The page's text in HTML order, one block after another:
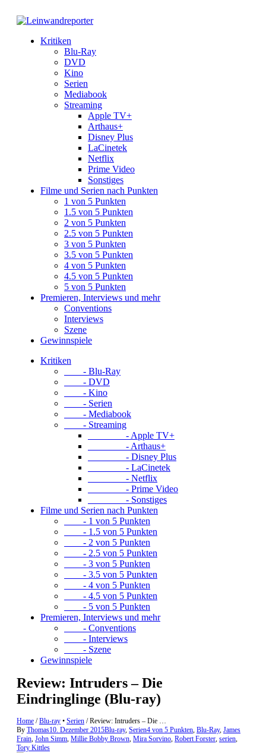
Kritiken
Blu-Ray
DVD
Kino
Serien
Mediabook
Streaming
Apple TV+
Arthaus+
Disney Plus
LaCinetek
Netflix
Prime Video
Sonstiges
Filme und Serien nach Punkten
1 von 5 Punkten
1.5 von 5 Punkten
2 von 5 Punkten
2.5 von 5 Punkten
3 von 5 Punkten
3.5 von 5 Punkten
4 von 5 Punkten
4.5 von 5 Punkten
5 von 5 Punkten
Premieren, Interviews und mehr
Conventions
Interviews
Szene
Gewinnspiele
Kritiken
- Blu-Ray
- DVD
- Kino
- Serien
- Mediabook
- Streaming
- Apple TV+
- Arthaus+
- Disney Plus
- LaCinetek
- Netflix
- Prime Video
- Sonstiges
Filme und Serien nach Punkten
- 1 von 5 Punkten
- 1.5 von 5 Punkten
- 2 von 5 Punkten
- 2.5 von 5 Punkten
- 3 von 5 Punkten
- 3.5 von 5 Punkten
- 4 von 5 Punkten
- 4.5 von 5 Punkten
- 5 von 5 Punkten
Premieren, Interviews und mehr
- Conventions
- Interviews
- Szene
Gewinnspiele
Review: Intruders – Die
Eindringlinge (Blu-ray)
Home /Blu-ray • Serien /Review: Intruders – Die …
By Thomas10. Dezember 2015Blu-ray, Serien4 von 5 Punkten, Blu-Ray, James
Frain, John Simm, Millie Bobby Brown, Mira Sorvino, Robert Forster, serien,
Tory Kittles